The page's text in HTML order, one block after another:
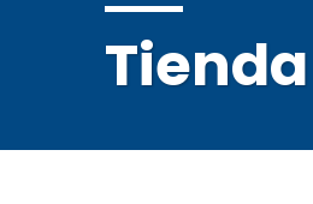
Tienda